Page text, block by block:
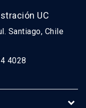
UC
Santiago, Chile
4028